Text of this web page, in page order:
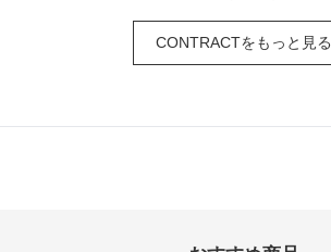
CONTRACTをもっと見る